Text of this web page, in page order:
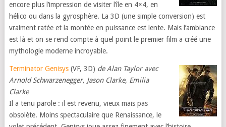
encore plus l’impression de visiter l’île en 4×4, en
hélico ou dans la gyrosphère. La 3D (une simple conversion) est
vraiment ratée et la montée en puissance est lente. Mais l’ambiance
est là et on se rend compte à quel point le premier film a créé une
mythologie moderne incroyable.
Terminator Genisys(VF, 3D) de Alan Taylor avec
Arnold Schwarzenegger, Jason Clarke, Emilia
Clarke
Il a tenu parole : il est revenu, vieux mais pas
obsolète. Moins spectaculaire que Renaissance, le